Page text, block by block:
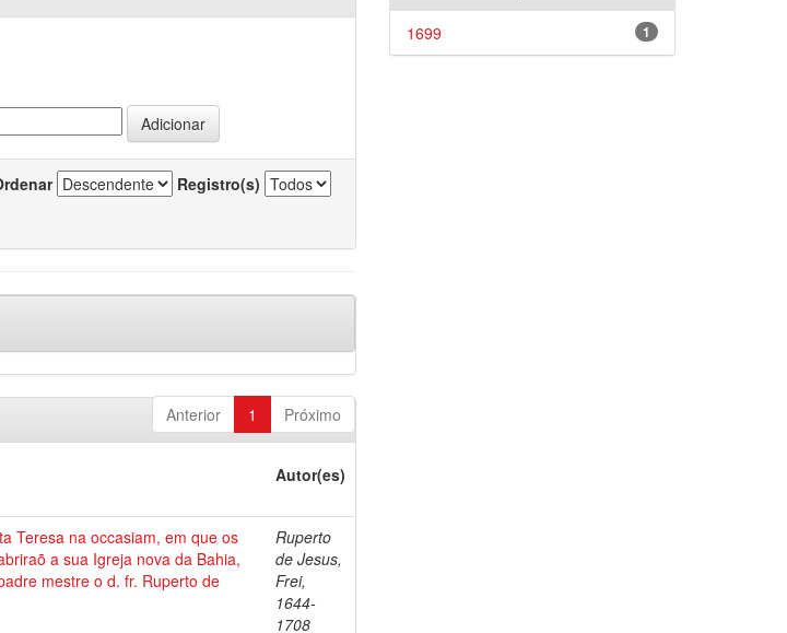
Registro(s)
Anterior 1 Próximo
Autor(es)
Teresa na occasiam, em que os
a sua Igreja nova da Bahia,
mestre o d. fr. Ruperto de
Ruperto
de Jesus,
Frei,
1644-
1708
1
1699